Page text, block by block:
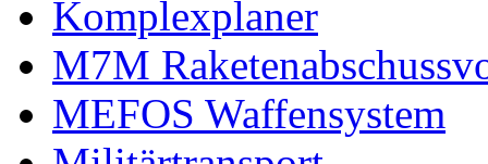
Komplexplaner
M7M
MEFOS Waffensystem